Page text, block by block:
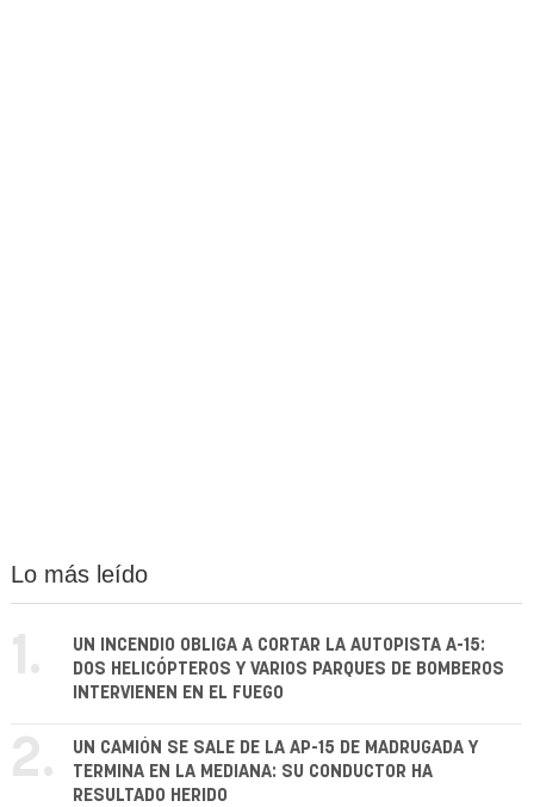
Lo más leído
1.
UN INCENDIO OBLIGA A CORTAR LA AUTOPISTA A-15:
DOS HELICÓPTEROS Y VARIOS PARQUES DE BOMBEROS
INTERVIENEN EN EL FUEGO
2.
UN CAMIÓN SE SALE DE LA AP-15 DE MADRUGADA Y
TERMINA EN LA MEDIANA: SU CONDUCTOR HA
RESULTADO HERIDO